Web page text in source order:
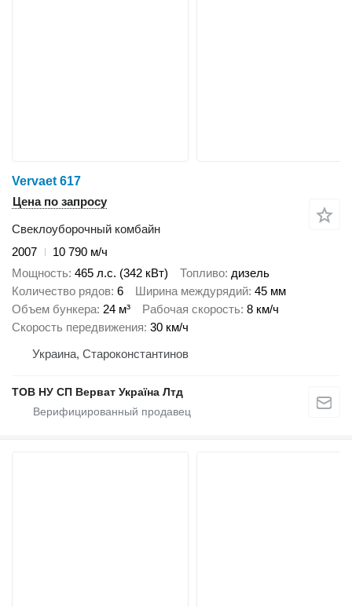
Vervaet 617
Цена по запросу
Свеклоуборочный комбайн
2007
10 790 м/ч
Мощность 465 л.с. (342 кВт) Топливо дизель
Количество рядов 6 Ширина междурядий 45 мм
Объем бункера 24 м³ Рабочая скорость 8 км/ч
Скорость передвижения 30 км/ч
Украина, Староконстантинов
ТОВ НУ СП Верват Україна Лтд